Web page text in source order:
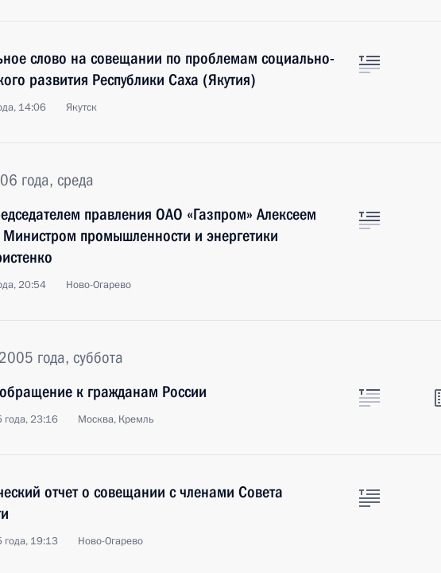
слово на совещании по проблемам социально-
развития Республики Саха (Якутия)
14:06 Якутск
года, среда
правления ОАО «Газпром» Алексеем
промышленности и энергетики
20:54 Ново-Огарево
года, суббота
к гражданам России
года, 23:16 Москва, Кремль
отчет о совещании с членами Совета
года, 19:13 Ново-Огарево